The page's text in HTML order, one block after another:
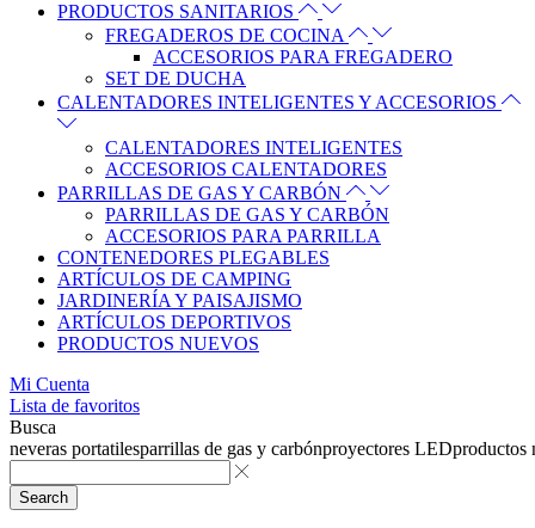
PRODUCTOS SANITARIOS
FREGADEROS DE COCINA
ACCESORIOS PARA FREGADERO
SET DE DUCHA
CALENTADORES INTELIGENTES Y ACCESORIOS
CALENTADORES INTELIGENTES
ACCESORIOS CALENTADORES
PARRILLAS DE GAS Y CARBÓN
PARRILLAS DE GAS Y CARBÓN
ACCESORIOS PARA PARRILLA
CONTENEDORES PLEGABLES
ARTÍCULOS DE CAMPING
JARDINERÍA Y PAISAJISMO
ARTÍCULOS DEPORTIVOS
PRODUCTOS NUEVOS
Mi Cuenta
Lista de favoritos
Busca
neveras portatilesparrillas de gas y carbónproyectores LEDproductos
Search